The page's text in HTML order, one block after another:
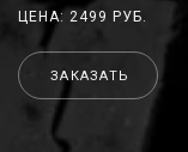
ЦЕНА: 2499 РУБ.
ЗАКАЗАТЬ